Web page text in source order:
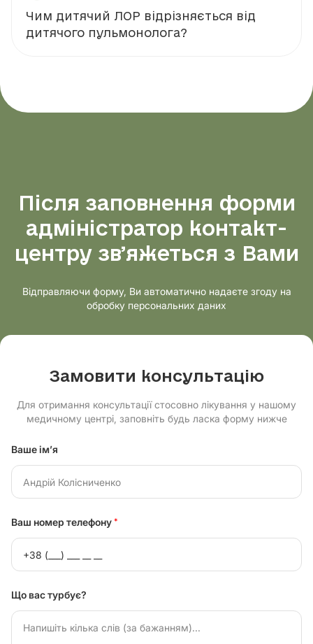
Чим дитячий ЛОР відрізняється від
дитячого пульмонолога?
Після заповнення форми
адміністратор контакт-
центру звʼяжеться з Вами
Відправляючи форму, Ви автоматично надаєте згоду на
обробку персональних даних
Замовити консультацію
Для отримання консультації стосовно лікування у нашому
медичному центрі, заповніть будь ласка форму нижче
Ваше ім’я
Ваш номер телефону *
Що вас турбує?